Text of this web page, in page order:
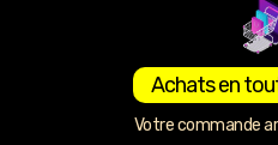
Achats en
Votre commande